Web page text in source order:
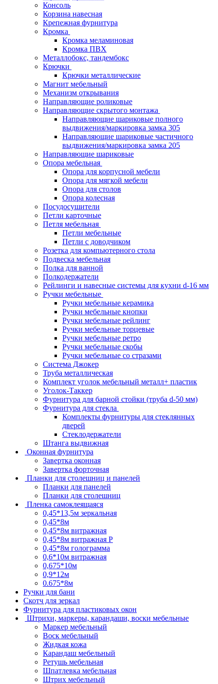
Консоль
Корзина навесная
Крепежная фурнитура
Кромка
Кромка меламиновая
Кромка ПВХ
Металлобокс, тандембокс
Крючки
Крючки металлические
Магнит мебельный
Механизм открывания
Направляющие роликовые
Направляющие скрытого монтажа
Направляющие шариковые полного
выдвижения/маркировка замка 305
Направляющие шариковые частичного
выдвижения/маркировка замка 205
Направляющие шариковые
Опора мебельная
Опора для корпусной мебели
Опора для мягкой мебели
Опора для столов
Опора колесная
Посудосушители
Петли карточные
Петля мебельная
Петли мебельные
Петли с доводчиком
Розетка для компьютерного стола
Подвеска мебельная
Полка для ванной
Полкодержатели
Рейлинги и навесные системы для кухни d-16 мм
Ручки мебельные
Ручки мебельные керамика
Ручки мебельные кнопки
Ручки мебельные рейлинг
Ручки мебельные торцевые
Ручки мебельные ретро
Ручки мебельные скобы
Ручки мебельные со стразами
Система Джокер
Труба металлическая
Комплект уголок мебельный металл+ пластик
Уголок-Таккер
Фурнитура для барной стойки (труба d-50 мм)
Фурнитура для стекла
Комплекты фурнитуры для стеклянных
дверей
Стеклодержатели
Штанга выдвижная
Оконная фурнитура
Завертка оконная
Завертка форточная
Планки для столешниц и панелей
Планки для панелей
Планки для столешниц
Пленка самоклеящаяся
0,45*13,5м зеркальная
0,45*8м
0,45*8м витражная
0,45*8м витражная Р
0,45*8м голограмма
0,6*10м витражная
0,675*10м
0,9*12м
0.675*8м
Ручки для бани
Скотч для зеркал
Фурнитура для пластиковых окон
Штрихи, маркеры, карандаши, воски мебельные
Маркер мебельный
Воск мебельный
Жидкая кожа
Карандаш мебельный
Ретушь мебельная
Шпатлевка мебельная
Штрих мебельный